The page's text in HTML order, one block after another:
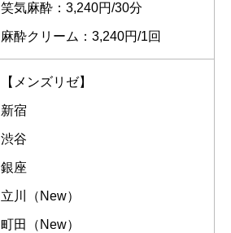
笑気麻酔：3,240円/30分
麻酔クリーム：3,240円/1回
【メンズリゼ】
新宿
渋谷
銀座
立川（New）
町田（New）